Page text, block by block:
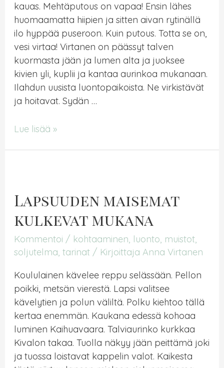
kauas. Mehtäputous on vapaa! Ensin lähes
huomaamatta hiipien ja sitten aivan rytinällä
ilo hyppää puseroon. Kuin putous. Totta se on,
vesi virtaa! Virtanen on päässyt talven
kuormasta jään ja lumen alta ja juoksee
kivien yli, kuplii ja kantaa aurinkoa mukanaan.
Ilahdun uusista luontopaikoista. Ne virkistävät
ja hoitavat. Sydän …
Kohtaaminen
Lue lisää »
Lapsuuden maisemat
kulkevat mukana
Kommentoi / kohtaaminen, luonto, muistot,
soljutelma,tarinat / KirjoittajaAnna Virtanen
Koululainen kävelee reppu selässään. Pellon
poikki, metsän vierestä. Lapsi valitsee
kävelytien ja polun väliltä. Polku kiehtoo tällä
kertaa enemmän. Kaukana edessä kohoaa
luminen Kaihuavaara. Talviaurinko kurkkaa
Kivalon takaa. Tuolla näkyy jään peittämä joki
ja tuossa loistavat kappelin valot. Kaikesta